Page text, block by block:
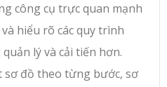
công cụ trực quan mạnh
hiểu rõ các quy trình
lý và cải tiến hơn.
sơ đồ theo từng bước, sơ